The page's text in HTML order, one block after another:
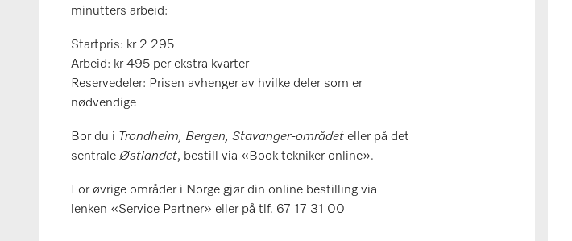
minutters arbeid:
Startpris: kr 2 295
Arbeid: kr 495 per ekstra kvarter
Reservedeler: Prisen avhenger av hvilke deler som er
nødvendige
Bor du i Trondheim, Bergen, Stavanger-området eller på det
sentrale Østlandet, bestill via «Book tekniker online».
For øvrige områder i Norge gjør din online bestilling via
lenken «Service Partner» eller på tlf. 67 17 31 00